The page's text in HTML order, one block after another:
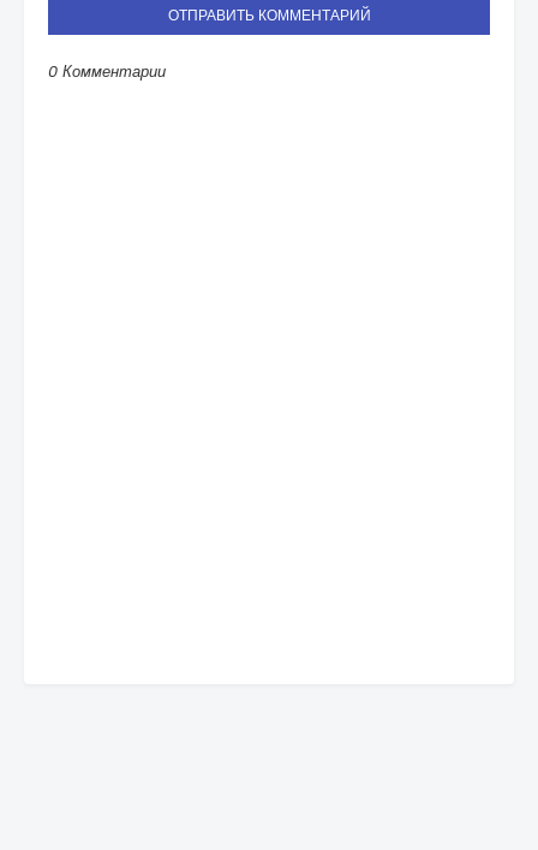
ОТПРАВИТЬ КОММЕНТАРИЙ
0 Комментарии